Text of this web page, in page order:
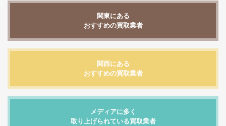
関東にある
おすすめの買取業者
関西にある
おすすめの買取業者
メディアに多く
取り上げられている買取業者